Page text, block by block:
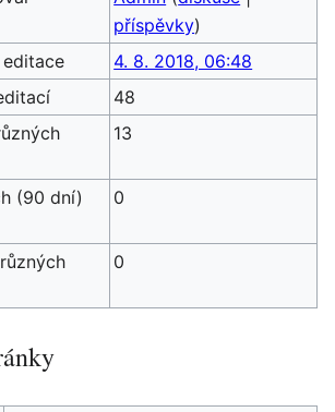
příspěvky)
4. 8. 2018, 06:48
48
13
(90 dní)
0
0